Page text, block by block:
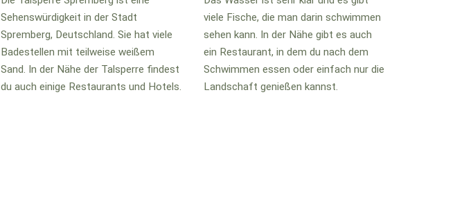
Sehenswürdigkeit in der Stadt
Spremberg, Deutschland. Sie hat viele
Badestellen mit teilweise weißem
Sand. In der Nähe der Talsperre findest
du auch einige Restaurants und Hotels.
viele Fische, die man darin schwimmen
sehen kann. In der Nähe gibt es auch
ein Restaurant, in dem du nach dem
Schwimmen essen oder einfach nur die
Landschaft genießen kannst.